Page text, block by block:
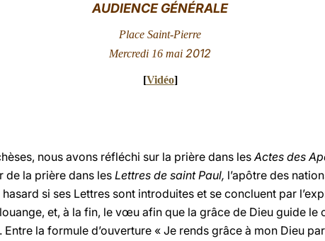
AUDIENCE GÉNÉRALE
Place Saint-Pierre
Mercredi 16 mai 2012
[Vidéo]
nous avons réfléchi sur la prière dans lesActes des
de la prière dans lesLettres de saint Paul, l’apôtre des
si ses Lettres sont introduites et se concluent par
et, à la fin, le vœu afin que la grâce de Dieu guide le
Entre la formule d’ouverture « Je rends grâce à mon Dieu